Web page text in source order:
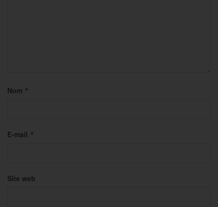
Nom *
E-mail *
Site web